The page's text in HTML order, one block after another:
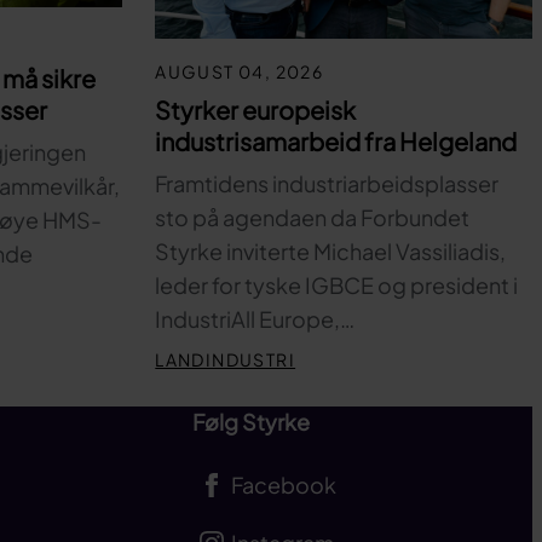
sikre
HMS-
AUGUST 04, 2026
Styrker europeisk
industrisamarbeid fra Helgeland
Framtidens industriarbeidsplasser
sto på agendaen da Forbundet
Styrke inviterte Michael Vassiliadis,
leder for tyske IGBCE og president i
IndustriAll Europe,…
LANDINDUSTRI
Følg Styrke
Facebook